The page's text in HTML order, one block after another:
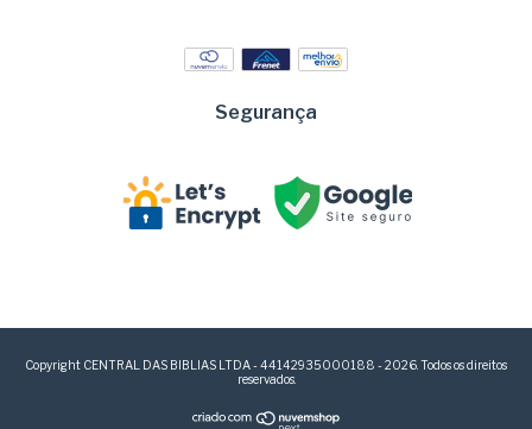
Segurança
Copyright CENTRAL DAS BIBLIAS LTDA - 44142935000188 - 2026. Todos os direitos
reservados.